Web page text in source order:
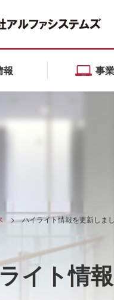
報 事
>ハイライト情報を更新しまし
イト情